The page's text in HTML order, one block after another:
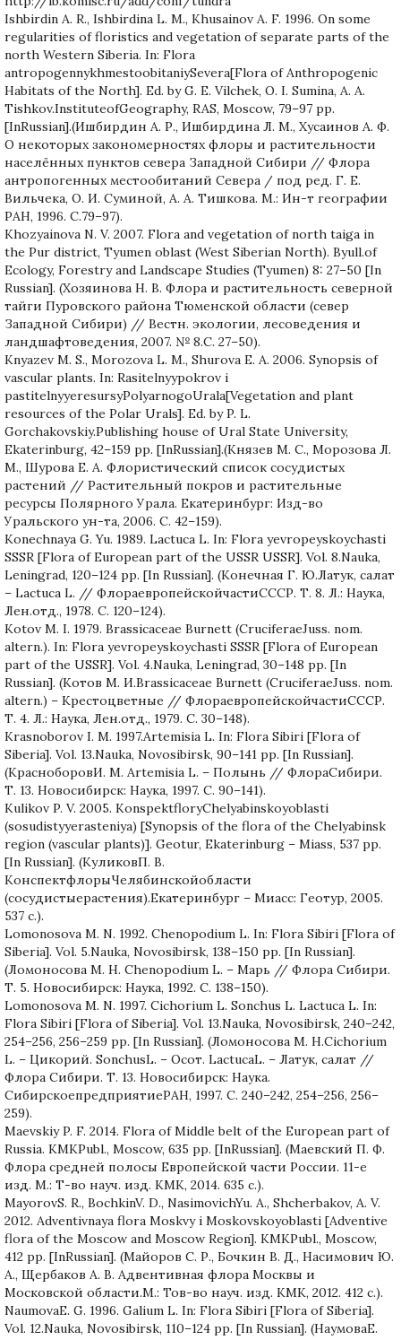
Ishbirdin A. R., Ishbirdina L. M., Khusainov A. F. 1996. On some
regularities of floristics and vegetation of separate parts of the
north Western Siberia. In: Flora
antropogennykhmestoobitaniySevera[Flora of Anthropogenic
Habitats of the North]. Ed. by G. E. Vilchek, O. I. Sumina, A. A.
Tishkov.InstituteofGeography, RAS, Moscow, 79–97 pp.
[InRussian].(Ишбирдин А. Р., Ишбирдина Л. М., Хусаинов А. Ф.
О некоторых закономерностях флоры и растительности
населённых пунктов севера Западной Сибири // Флора
антропогенных местообитаний Севера / под ред. Г. Е.
Вильчека, О. И. Суминой, А. А. Тишкова. М.: Ин-т географии
РАН, 1996. С.79–97).
Khozyainova N. V. 2007. Flora and vegetation of north taiga in
the Pur district, Tyumen oblast (West Siberian North). Byull.of
Ecology, Forestry and Landscape Studies (Tyumen) 8: 27–50 [In
Russian]. (Хозяинова Н. В. Флора и растительность северной
тайги Пуровского района Тюменской области (север
Западной Сибири) // Вестн. экологии, лесоведения и
ландшафтоведения, 2007. № 8.С. 27–50).
Knyazev M. S., Morozova L. M., Shurova E. A. 2006. Synopsis of
vascular plants. In: Rasitelnyypokrov i
pastitelnyyeresursyPolyarnogoUrala[Vegetation and plant
resources of the Polar Urals]. Ed. by P. L.
Gorchakovskiy.Publishing house of Ural State University,
Ekaterinburg, 42–159 pp. [InRussian].(Князев М. С., Морозова Л.
М., Шурова Е. А. Флористический список сосудистых
растений // Растительный покров и растительные
ресурсы Полярного Урала. Екатеринбург: Изд-во
Уральского ун-та, 2006. С. 42–159).
Konechnaya G. Yu. 1989. Lactuca L. In: Flora yevropeyskoychasti
SSSR [Flora of European part of the USSR USSR]. Vol. 8.Nauka,
Leningrad, 120–124 pp. [In Russian]. (Конечная Г. Ю.Латук, салат
– Lactuca L. // ФлораевропейскойчастиСССР. Т. 8. Л.: Наука,
Лен.отд., 1978. С. 120–124).
Kotov M. I. 1979. Brassicaceae Burnett (CruciferaeJuss. nom.
altern.). In: Flora yevropeyskoychasti SSSR [Flora of European
part of the USSR]. Vol. 4.Nauka, Leningrad, 30–148 pp. [In
Russian]. (Котов М. И.Brassicaceae Burnett (CruciferaeJuss. nom.
altern.) – Крестоцветные // ФлораевропейскойчастиСССР.
Т. 4. Л.: Наука, Лен.отд., 1979. С. 30–148).
Krasnoborov I. M. 1997.Artemisia L. In: Flora Sibiri [Flora of
Siberia]. Vol. 13.Nauka, Novosibirsk, 90–141 pp. [In Russian].
(КрасноборовИ. М. Artemisia L. – Полынь // ФлораСибири.
Т. 13. Новосибирск: Наука, 1997. С. 90–141).
Kulikov P. V. 2005. KonspektfloryChelyabinskoyoblasti
(sosudistyyerasteniya) [Synopsis of the flora of the Chelyabinsk
region (vascular plants)]. Geotur, Ekaterinburg – Miass, 537 pp.
[In Russian]. (КуликовП. В.
КонспектфлорыЧелябинскойобласти
(сосудистыерастения).Екатеринбург – Миасс: Геотур, 2005.
537 с.).
Lomonosova M. N. 1992. Chenopodium L. In: Flora Sibiri [Flora of
Siberia]. Vol. 5.Nauka, Novosibirsk, 138–150 pp. [In Russian].
(Ломоносова М. Н. Chenopodium L. – Марь // Флора Сибири.
Т. 5. Новосибирск: Наука, 1992. С. 138–150).
Lomonosova M. N. 1997. Cichorium L. Sonchus L. Lactuca L. In:
Flora Sibiri [Flora of Siberia]. Vol. 13.Nauka, Novosibirsk, 240–242,
254–256, 256–259 pp. [In Russian]. (Ломоносова М. Н.Cichorium
L. – Цикорий. SonchusL. – Осот. LactucaL. – Латук, салат //
Флора Сибири. Т. 13. Новосибирск: Наука.
СибирскоепредприятиеРАН, 1997. С. 240–242, 254–256, 256–
259).
Maevskiy P. F. 2014. Flora of Middle belt of the European part of
Russia. KMKPubl., Moscow, 635 pp. [InRussian]. (Маевский П. Ф.
Флора средней полосы Европейской части России. 11-е
изд. М.: Т-во науч. изд. КМК, 2014. 635 с.).
MayorovS. R., BochkinV. D., NasimovichYu. A., Shcherbakov, A. V.
2012. Adventivnaya flora Moskvy i Moskovskoyoblasti [Adventive
flora of the Moscow and Moscow Region]. KMKPubl., Moscow,
412 pp. [InRussian]. (Майоров С. Р., Бочкин В. Д., Насимович Ю.
А., Щербаков А. В. Адвентивная флора Москвы и
Московской области.М.: Тов-во науч. изд. КМК, 2012. 412 с.).
NaumovaE. G. 1996. Galium L. In: Flora Sibiri [Flora of Siberia].
Vol. 12.Nauka, Novosibirsk, 110–124 pp. [In Russian]. (НаумоваЕ.